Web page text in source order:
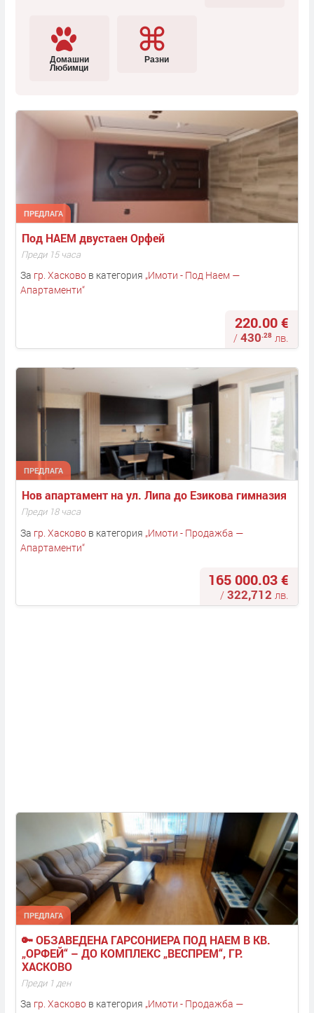
Домашни
Любимци
Разни
ПРЕДЛАГА
Под НАЕМ двустаен Орфей
Преди 15 часа
За гр. Хасковов категория „Имоти - Под Наем —
Апартаменти“
220.00 €
/430.28 лв.
ПРЕДЛАГА
Нов апартамент на ул. Липа до Езикова гимназия
Преди 18 часа
За гр. Хасковов категория „Имоти - Продажба —
Апартаменти“
165 000.03 €
/322,712 лв.
ПРЕДЛАГА
🔑 ОБЗАВЕДЕНА ГАРСОНИЕРА ПОД НАЕМ В КВ.
„ОРФЕЙ“ – ДО КОМПЛЕКС „ВЕСПРЕМ“, ГР.
ХАСКОВО
Преди 1 ден
За гр. Хасковов категория „Имоти - Продажба —